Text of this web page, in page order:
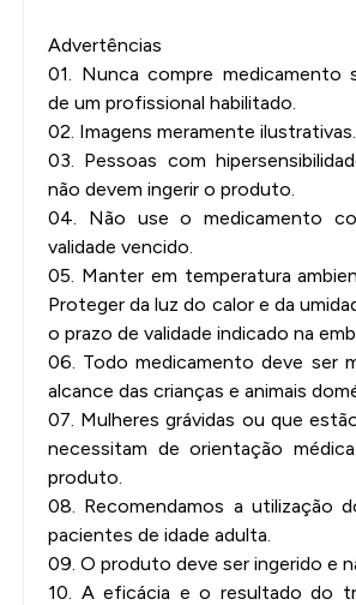
Advertências
01. Nunca compre medicamento
de um profissional habilitado.
02. Imagens meramente ilustrativas.
03. Pessoas com
não devem ingerir o produto.
04. Não use o medicamento
validade vencido.
05. Manter em temperatura
Proteger da luz do calor e da
o prazo de validade indicado na
06. Todo medicamento deve ser
alcance das crianças e animais
07. Mulheres grávidas ou que
necessitam de orientação
produto.
08. Recomendamos a utilização
pacientes de idade adulta.
09. O produto deve ser ingerido e
10. A eficácia e o resultado do